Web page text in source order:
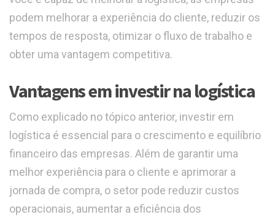
podem melhorar a experiência do cliente, reduzir os
tempos de resposta, otimizar o fluxo de trabalho e
obter uma vantagem competitiva.
Vantagens em investir na logística
Como explicado no tópico anterior, investir em
logística é essencial para o crescimento e equilíbrio
financeiro das empresas. Além de garantir uma
melhor experiência para o cliente e aprimorar a
jornada de compra, o setor pode reduzir custos
operacionais, aumentar a eficiência dos